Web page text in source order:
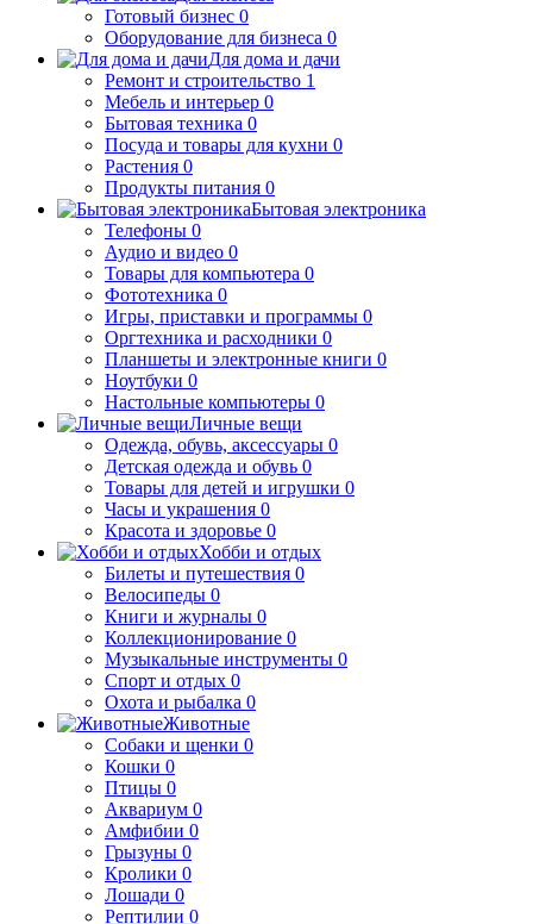
Готовый бизнес 0
Оборудование для бизнеса 0
Для дома и дачи
Ремонт и строительство 1
Мебель и интерьер 0
Бытовая техника 0
Посуда и товары для кухни 0
Растения 0
Продукты питания 0
Бытовая электроника
Телефоны 0
Аудио и видео 0
Товары для компьютера 0
Фототехника 0
Игры, приставки и программы 0
Оргтехника и расходники 0
Планшеты и электронные книги 0
Ноутбуки 0
Настольные компьютеры 0
Личные вещи
Одежда, обувь, аксессуары 0
Детская одежда и обувь 0
Товары для детей и игрушки 0
Часы и украшения 0
Красота и здоровье 0
Хобби и отдых
Билеты и путешествия 0
Велосипеды 0
Книги и журналы 0
Коллекционирование 0
Музыкальные инструменты 0
Спорт и отдых 0
Охота и рыбалка 0
Животные
Собаки и щенки 0
Кошки 0
Птицы 0
Аквариум 0
Амфибии 0
Грызуны 0
Кролики 0
Лошади 0
Рептилии 0